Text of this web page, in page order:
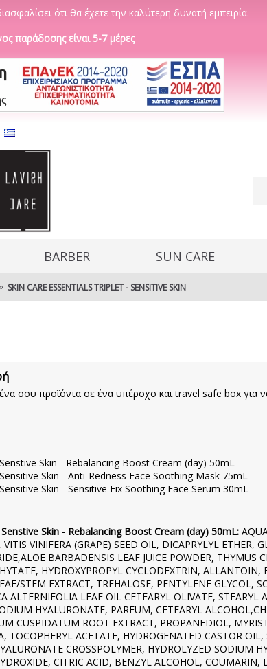
ότι θα έχετε την καλύτερη δυνατή εμπειρία.
παράδοσης είναι 5-7 μέρες
BARBER SUN CARE
SKIN CARE ESSENTIALS TRIPLET - SENSITIVE SKIN
σου προϊόντα σε ένα υπέροχο και travel safe box για
Senstive Skin - Rebalancing Boost Cream (day) 50mL
Sensitive Skin - Anti-Redness Face Soothing Mask 75mL
Sensitive Skin - Sensitive Fix Soothing Face Serum 30mL
Senstive Skin - Rebalancing Boost Cream (day) 50mL:
VITIS VINIFERA (GRAPE) SEED OIL, DICAPRYLYL ETHER,
BARBADENSIS LEAF JUICE POWDER, THYMUS
HYDROXYPROPYL CYCLODEXTRIN,
STEM EXTRACT, TREHALOSE, PENTYLENE GLYCOL,
ALTERNIFOLIA LEAF OIL CETEARYL OLIVATE,
HYALURONATE, PARFUM, CETEARYL
CUSPIDATUM ROOT EXTRACT, PROPANEDIOL,
TOCOPHERYL ACETATE, HYDROGENATED CASTOR
CROSSPOLYMER, HYDROLYZED SODIUM
CITRIC ACID, BENZYL ALCOHOL, COUMARIN,